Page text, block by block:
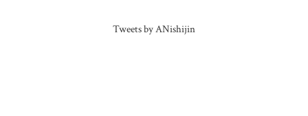
Tweets by ANishijin